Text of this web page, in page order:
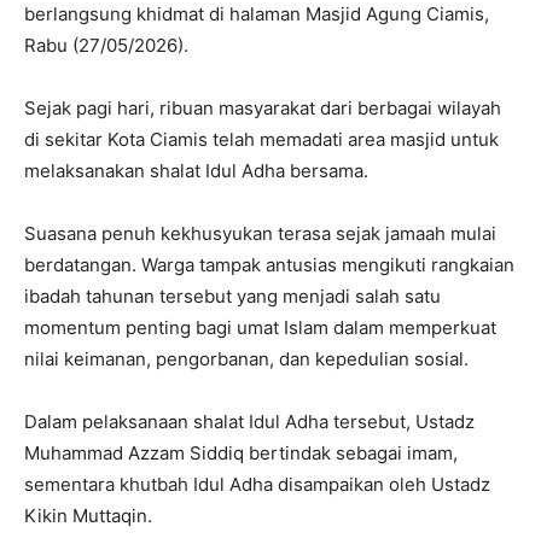
berlangsung khidmat di halaman Masjid Agung Ciamis,
Rabu (27/05/2026).
Sejak pagi hari, ribuan masyarakat dari berbagai wilayah
di sekitar Kota Ciamis telah memadati area masjid untuk
melaksanakan shalat Idul Adha bersama.
Suasana penuh kekhusyukan terasa sejak jamaah mulai
berdatangan. Warga tampak antusias mengikuti rangkaian
ibadah tahunan tersebut yang menjadi salah satu
momentum penting bagi umat Islam dalam memperkuat
nilai keimanan, pengorbanan, dan kepedulian sosial.
Dalam pelaksanaan shalat Idul Adha tersebut, Ustadz
Muhammad Azzam Siddiq bertindak sebagai imam,
sementara khutbah Idul Adha disampaikan oleh Ustadz
Kikin Muttaqin.